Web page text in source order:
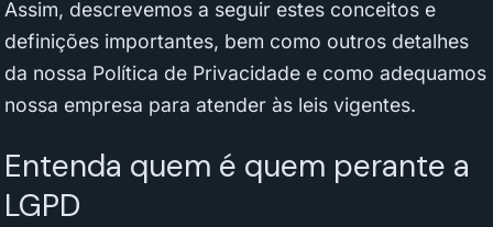
Assim, descrevemos a seguir estes conceitos e
definições importantes, bem como outros detalhes
da nossa Política de Privacidade e como adequamos
nossa empresa para atender às leis vigentes.
Entenda quem é quem perante a
LGPD